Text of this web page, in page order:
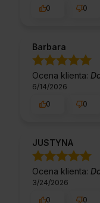
0
0
Barbara
Ocena klienta:
6/14/2026
0
0
JUSTYNA
Ocena klienta:
3/24/2026
0
0